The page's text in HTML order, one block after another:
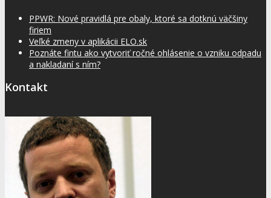
PPWR: Nové pravidlá pre obaly, ktoré sa dotknú väčšiny
firiem
Veľké zmeny v aplikácii ELO.sk
Poznáte fintu ako vytvoriť ročné ohlásenie o vzniku odpadu
a nakladaní s ním?
Kontakt